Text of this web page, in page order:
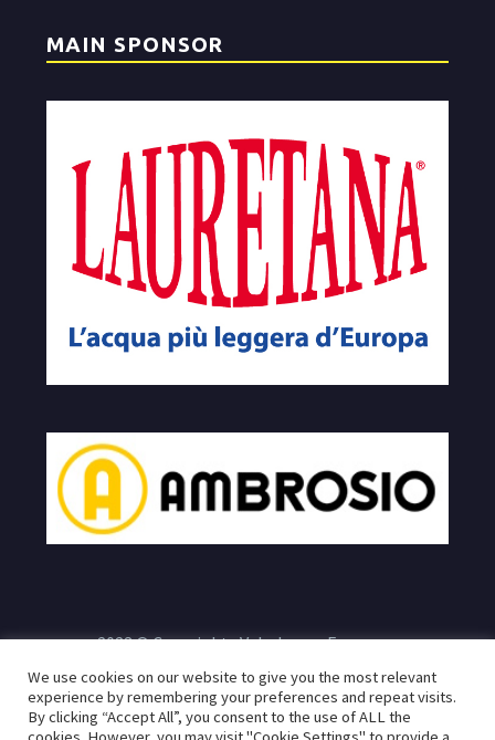
MAIN SPONSOR
2023 © Copyrights Velodromo Francone
Sito realizzato da:Infogeneration.iteProgredit.it|Privacy
Policy
We use cookies on our website to give you the most relevant
experience by remembering your preferences and repeat visits.
By clicking “Accept All”, you consent to the use of ALL the